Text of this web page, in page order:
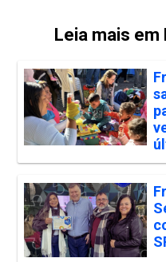
Leia mais